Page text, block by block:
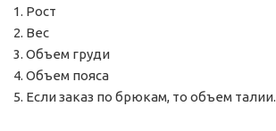
1. Рост
2. Вес
3. Объем груди
4. Объем пояса
5. Если заказ по брюкам, то объем талии.